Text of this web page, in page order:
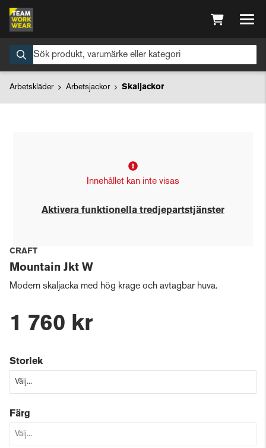
Arbetskläder Arbetsjackor Skaljackor
Innehållet kan inte visas
Aktivera funktionella tredjepartstjänster
CRAFT
Mountain Jkt W
Modern skaljacka med hög krage och avtagbar huva.
1 760 kr
Storlek
Färg